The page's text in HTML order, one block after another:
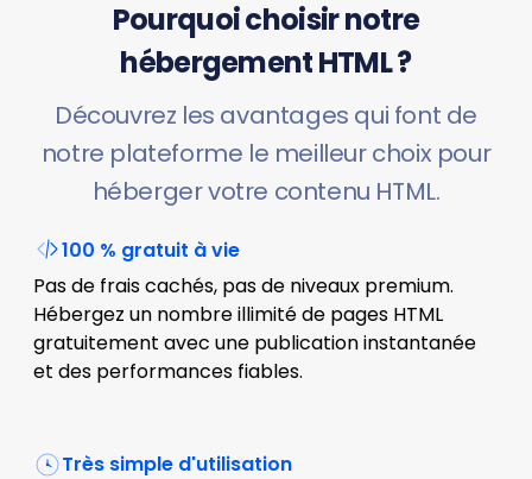
Pourquoi choisir notre
hébergement HTML ?
Découvrez les avantages qui font de
notre plateforme le meilleur choix pour
héberger votre contenu HTML.
100 % gratuit à vie
Pas de frais cachés, pas de niveaux premium.
Hébergez un nombre illimité de pages HTML
gratuitement avec une publication instantanée
et des performances fiables.
Très simple d'utilisation